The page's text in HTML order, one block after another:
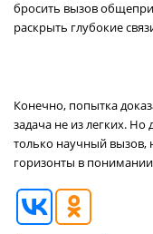
бросить вызов
раскрыть глубокие
Конечно, попытка
задача не из легких.
только научный
горизонты в